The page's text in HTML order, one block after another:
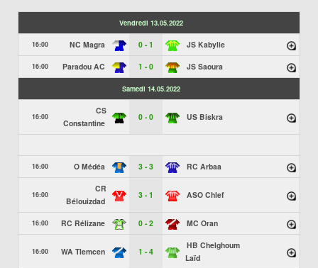
Vendredi 13.05.2022
16:00 NC Magra 0 - 1 JS Kabylie
16:00 Paradou AC 1 - 0 JS Saoura
Samedi 14.05.2022
16:00
CS
Constantine
0 - 0 US Biskra
16:00 O Médéa 3 - 3 RC Arbaa
16:00
CR
Bélouizdad
3 - 1 ASO Chlef
16:00 RC Rélizane 0 - 2 MC Oran
16:00 WA Tlemcen 1 - 4
HB Chelghoum
Laïd